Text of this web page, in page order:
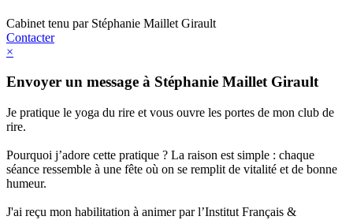
Cabinet tenu par Stéphanie Maillet Girault
Contacter
×
Envoyer un message à Stéphanie Maillet Girault
Je pratique le yoga du rire et vous ouvre les portes de mon club de
rire.
Pourquoi j’adore cette pratique ? La raison est simple : chaque
séance ressemble à une fête où on se remplit de vitalité et de bonne
humeur.
J'ai reçu mon habilitation à animer par l’Institut Français &